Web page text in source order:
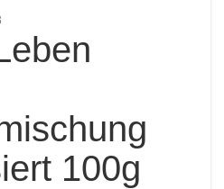
100g